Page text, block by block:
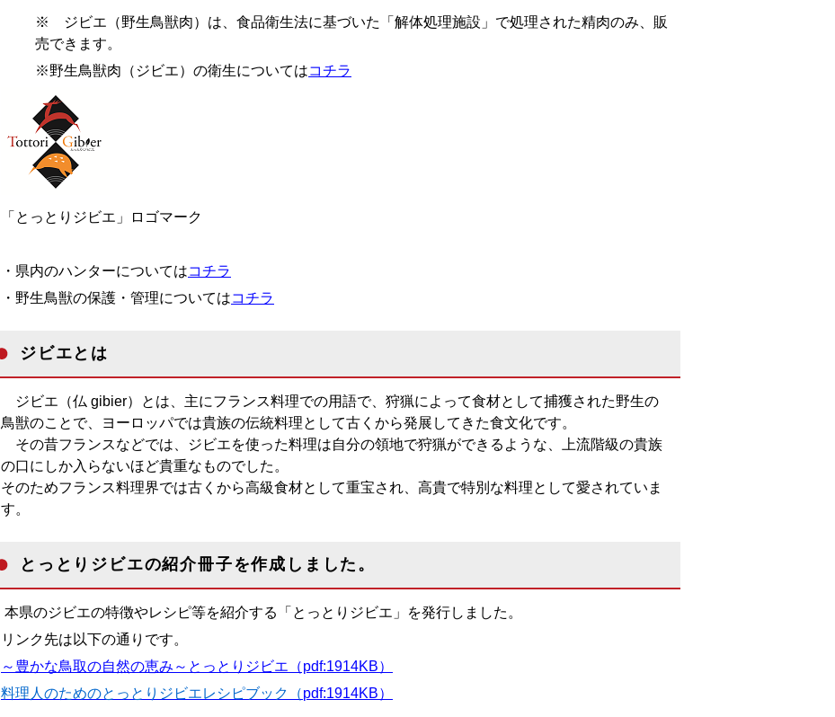
※ ジビエ（野生鳥獣肉）は、食品衛生法に基づいた「解体処理施設」で処理された精肉のみ、販
売できます。
※野生鳥獣肉（ジビエ）の衛生についてはコチラ
「とっとりジビエ」ロゴマーク
・県内のハンターについてはコチラ
・野生鳥獣の保護・管理についてはコチラ
ジビエとは
ジビエ（仏 gibier）とは、主にフランス料理での用語で、狩猟によって食材として捕獲された野生の
鳥獣のことで、ヨーロッパでは貴族の伝統料理として古くから発展してきた食文化です。
その昔フランスなどでは、ジビエを使った料理は自分の領地で狩猟ができるような、上流階級の貴族
の口にしか入らないほど貴重なものでした。
そのためフランス料理界では古くから高級食材として重宝され、高貴で特別な料理として愛されていま
す。
とっとりジビエの紹介冊子を作成しました。
本県のジビエの特徴やレシピ等を紹介する「とっとりジビエ」を発行しました。
リンク先は以下の通りです。
～豊かな鳥取の自然の恵み～とっとりジビエ（pdf:1914KB）
料理人のためのとっとりジビエレシピブック（pdf:1914KB）